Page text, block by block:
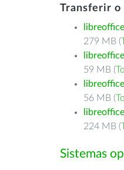
Transferir o
279 MB (
59 MB (
56 MB (
224 MB (
Sistemas